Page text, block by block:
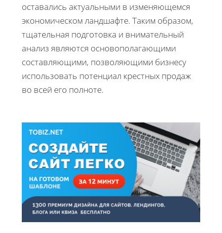
оставались актуальными в изменяющемся
экономическом ландшафте. Таким образом,
тщательная подготовка и внимательный
анализ являются основополагающими
составляющими, позволяющими бизнесу
использовать потенциал крестных продаж
во всей его полноте.